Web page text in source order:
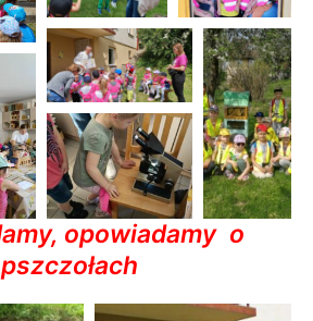
opowiadamy o
pszczołach